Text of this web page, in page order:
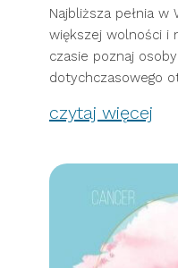
Najbliższa pełnia
większej wolności i
czasie poznaj
dotychczasowego
czytaj więcej